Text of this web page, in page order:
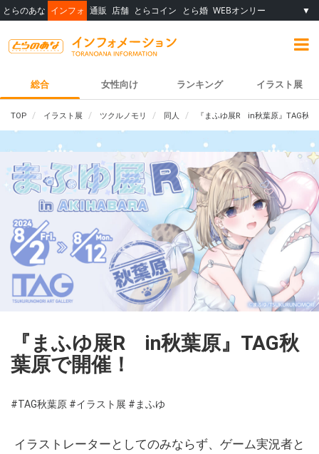
とらのあな インフォ 通販 店舗 とらコイン とら婚 WEBオンリー ▼
総合 女性向け ランキング イラスト展
TOP イラスト展 ツクルノモリ 同人 『まふゆ展R in秋葉原』TAG秋
『まふゆ展R in秋葉原』TAG秋
葉原で開催！
#TAG秋葉原 #イラスト展 #まふゆ
イラストレーターとしてのみならず、ゲーム実況者と